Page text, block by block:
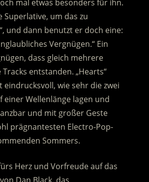
mal etwas besonders für ihn.
Superlative, um das zu
und dann benutzt er doch eine:
Vergnügen.“ Ein
dass gleich mehrere
entstanden. „Hearts“
wie sehr die zwei
einer Wellenlänge lagen und
und mit großer Geste
prägnantesten Electro-Pop-
Sommers.
Herz und Vorfreude auf das